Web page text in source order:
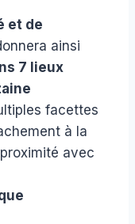
et de
ainsi
7 lieux
facettes
à la
avec